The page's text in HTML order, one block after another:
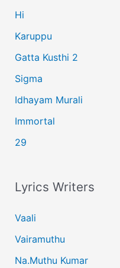
:Hi
Karuppu
Gatta Kusthi 2
Sigma
Idhayam Murali
Immortal
29
Lyrics Writers
Vaali
Vairamuthu
Na.Muthu Kumar